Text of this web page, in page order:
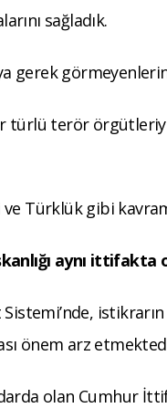
sağladık.
gerek
türlü terör
ve Türklük gibi
aynı ittifakta
önem arz
olan Cumhur